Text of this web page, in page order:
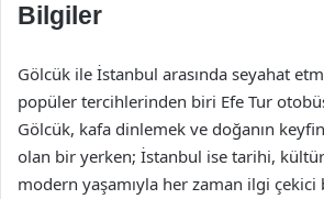
Bilgiler
Gölcük ile İstanbul arasında seyahat
popüler tercihlerinden biri Efe Tur
Gölcük, kafa dinlemek ve doğanın
olan bir yerken; İstanbul ise tarihi,
modern yaşamıyla her zaman ilgi